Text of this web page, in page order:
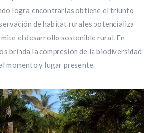
logra encontrarlas obtiene el triunfo
de habitat rurales potencializa
el desarrollo sostenible rural. En
brinda la compresión de la biodiversidad
momento y lugar presente.